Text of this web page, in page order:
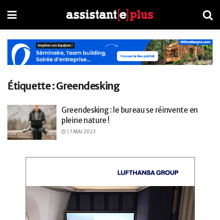
Étiquette :Greendesking
Greendesking : le bureau se réinvente en
pleine nature !
17 MAI 2023